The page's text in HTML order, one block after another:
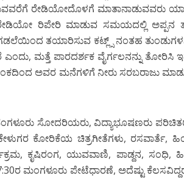
ರೇಡಿಯೋದೊಳಗೆ ಮಾತಾನಾಡುವವರು
ರೇಡಿಯೋ ರಿಪೇರಿ ಮಾಡುವ ಸಮಯದಲ್ಲಿ ಅಪ್ಪನ
ತಯಾರಿಸುವ ಕಟ್ಲ್ಸ್ ನಂತಹ
ಮತ್ತೆ ಪಾರದರ್ಶಕ ವೈರ್ಗಲನನ್ನು ತೋರಿಸಿ
ಅವರ ಮನೆಗಳಿಗೆ ನೀರು ಸರಬರಾಜು
ಸೋದರಿಯರು, ವಿದ್ಯಾಭೂಷಣರು
ಕೇಳುಗರ ಕೋರಿಕೆಯ ಚಿತ್ರಗೀತೆಗಳು, ರಸವಾರ್ತೆ,
ಕೃಷಿರಂಗ, ಯುವವಾಣಿ, ಪಾಡ್ದನ, ಸಂಧಿ,
ಮಂಗಳೂರು ಪೇಟೆಧಾರಣೆ, ಅದೆಷ್ಟು